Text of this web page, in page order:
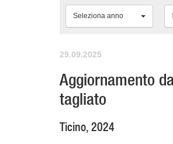
Seleziona anno
29.09.2025
Aggiornamento
tagliato
Ticino, 2024